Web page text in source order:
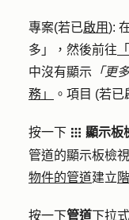
專案(若已啟用):
多」
，然後前往
中沒有顯示 「更多
務」
。項目 (若已
按一下 gridIcon 顯示板
管道的顯示板檢
物件的管道建立
按一下管道下拉